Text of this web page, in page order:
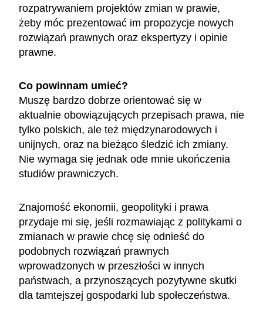
rozpatrywaniem projektów zmian w prawie,
żeby móc prezentować im propozycje nowych
rozwiązań prawnych oraz ekspertyzy i opinie
prawne.
Co powinnam umieć?
Muszę bardzo dobrze orientować się w
aktualnie obowiązujących przepisach prawa, nie
tylko polskich, ale też międzynarodowych i
unijnych, oraz na bieżąco śledzić ich zmiany.
Nie wymaga się jednak ode mnie ukończenia
studiów prawniczych.
Znajomość ekonomii, geopolityki i prawa
przydaje mi się, jeśli rozmawiając z politykami o
zmianach w prawie chcę się odnieść do
podobnych rozwiązań prawnych
wprowadzonych w przeszłości w innych
państwach, a przynoszących pozytywne skutki
dla tamtejszej gospodarki lub społeczeństwa.